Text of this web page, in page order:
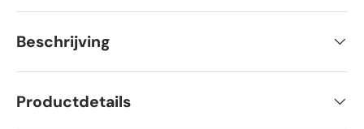
Beschrijving
Productdetails